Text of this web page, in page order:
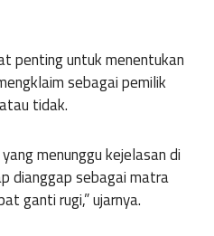
penting untuk menentukan
sebagai pemilik
tidak.
menunggu kejelasan di
dianggap sebagai matra
ganti rugi,” ujarnya.